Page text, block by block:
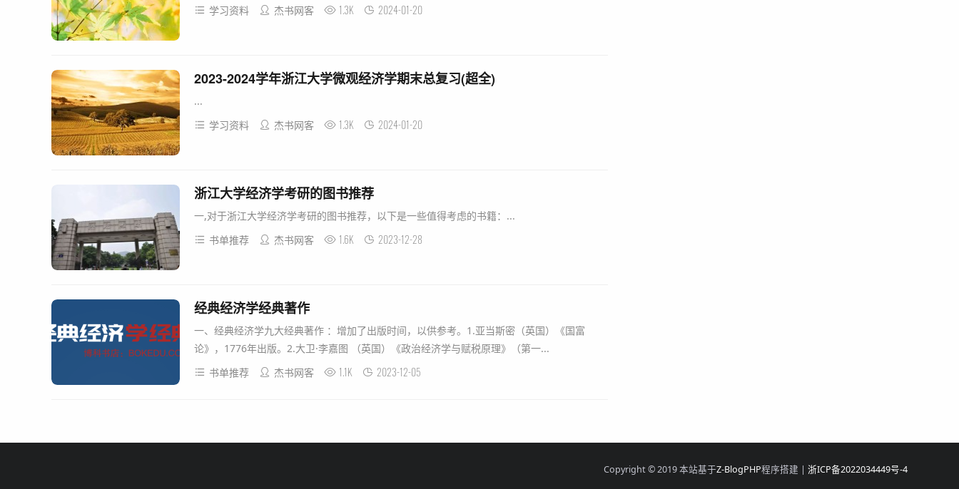
学习资料
杰书网客 1.3K 2024-01-20
2023-2024学年浙江大学微观经济学期末总复习(超全)
...
学习资料
杰书网客 1.3K 2024-01-20
浙江大学经济学考研的图书推荐
一,对于浙江大学经济学考研的图书推荐，以下是一些值得考虑的书籍：...
书单推荐
杰书网客 1.6K 2023-12-28
经典经济学经典著作
一、经典经济学九大经典著作 ：增加了出版时间，以供参考。1.亚当斯密（英国）《国富
论》，1776年出版。2.大卫·李嘉图 （英国）《政治经济学与赋税原理》（第一...
书单推荐
杰书网客 1.1K 2023-12-05
Copyright © 2019 本站基于Z-BlogPHP程序搭建 | 浙ICP备2022034449号-4